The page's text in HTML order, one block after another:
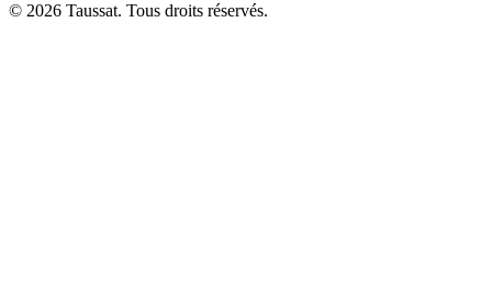
© 2026 Taussat. Tous droits réservés.